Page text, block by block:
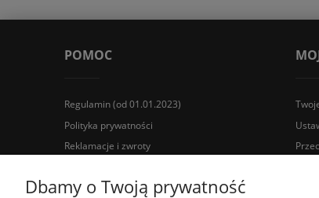
POMOC
Regulamin (od 01.01.2023)
Polityka prywatności
Reklamacje i zwroty
Wyposażenie łazienek Łazienki.eco | Pawła 23,
Dbamy o Twoją prywatność